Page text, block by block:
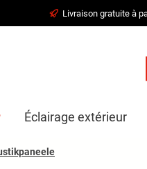
Livraison gratuite à
Éclairage extérieur